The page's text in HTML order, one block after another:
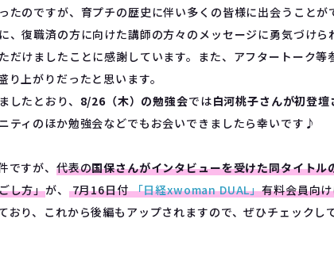
たのですが、育プチの歴史に伴い多くの皆様に出会うことが
、復職済の方に向けた講師の方々のメッセージに勇気づけら
だけましたことに感謝しています。また、アフタートーク等
り上がりだったと思います。
したとおり、 8/26（木）の勉強会では白河桃子さんが初登壇
ティのほか勉強会などでもお会いできましたら幸いです♪
ですが、 代表の国保さんがインタビューを受けた同タイトル
し方」が、 7月16日付「日経xwoman DUAL」有料会員向
おり、これから後編もアップされますので、ぜひチェックし